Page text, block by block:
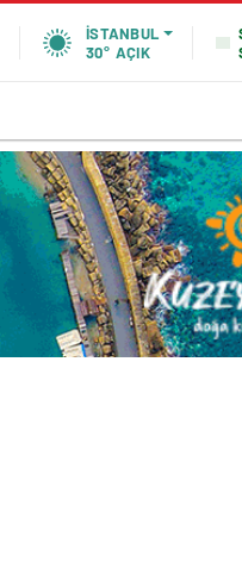
İSTANBUL
30° AÇIK